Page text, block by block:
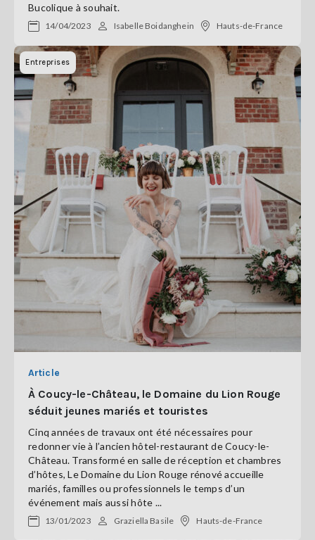
Bucolique à souhait.
14/04/2023 Isabelle Boidanghein Hauts-de-France
Entreprises
Article
À Coucy-le-Château, le Domaine du Lion Rouge
séduit jeunes mariés et touristes
Cinq années de travaux ont été nécessaires pour
redonner vie à l’ancien hôtel-restaurant de Coucy-le-
Château. Transformé en salle de réception et chambres
d’hôtes, Le Domaine du Lion Rouge rénové accueille
mariés, familles ou professionnels le temps d’un
événement mais aussi hôte ...
13/01/2023 Graziella Basile Hauts-de-France